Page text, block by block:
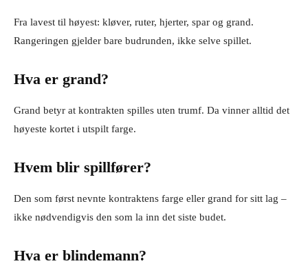
Fra lavest til høyest: kløver, ruter, hjerter, spar og grand.
Rangeringen gjelder bare budrunden, ikke selve spillet.
Hva er grand?
Grand betyr at kontrakten spilles uten trumf. Da vinner alltid det
høyeste kortet i utspilt farge.
Hvem blir spillfører?
Den som først nevnte kontraktens farge eller grand for sitt lag –
ikke nødvendigvis den som la inn det siste budet.
Hva er blindemann?